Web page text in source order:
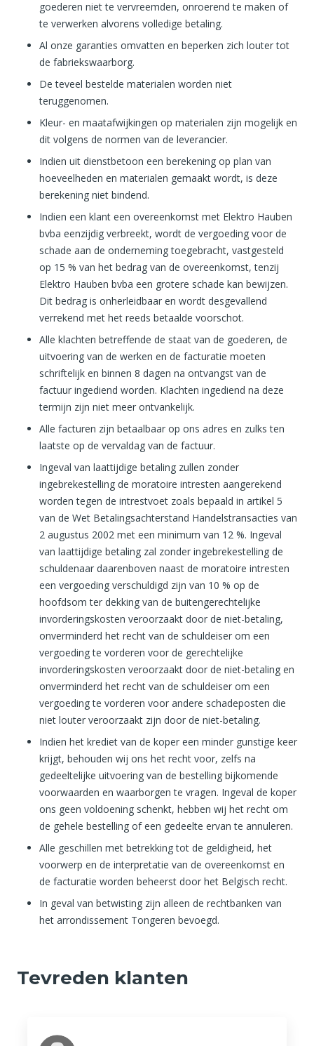
goederen niet te vervreemden, onroerend te maken of
te verwerken alvorens volledige betaling.
Al onze garanties omvatten en beperken zich louter tot
de fabriekswaarborg.
De teveel bestelde materialen worden niet
teruggenomen.
Kleur- en maatafwijkingen op materialen zijn mogelijk en
dit volgens de normen van de leverancier.
Indien uit dienstbetoon een berekening op plan van
hoeveelheden en materialen gemaakt wordt, is deze
berekening niet bindend.
Indien een klant een overeenkomst met Elektro Hauben
bvba eenzijdig verbreekt, wordt de vergoeding voor de
schade aan de onderneming toegebracht, vastgesteld
op 15 % van het bedrag van de overeenkomst, tenzij
Elektro Hauben bvba een grotere schade kan bewijzen.
Dit bedrag is onherleidbaar en wordt desgevallend
verrekend met het reeds betaalde voorschot.
Alle klachten betreffende de staat van de goederen, de
uitvoering van de werken en de facturatie moeten
schriftelijk en binnen 8 dagen na ontvangst van de
factuur ingediend worden. Klachten ingediend na deze
termijn zijn niet meer ontvankelijk.
Alle facturen zijn betaalbaar op ons adres en zulks ten
laatste op de vervaldag van de factuur.
Ingeval van laattijdige betaling zullen zonder
ingebrekestelling de moratoire intresten aangerekend
worden tegen de intrestvoet zoals bepaald in artikel 5
van de Wet Betalingsachterstand Handelstransacties van
2 augustus 2002 met een minimum van 12 %. Ingeval
van laattijdige betaling zal zonder ingebrekestelling de
schuldenaar daarenboven naast de moratoire intresten
een vergoeding verschuldigd zijn van 10 % op de
hoofdsom ter dekking van de buitengerechtelijke
invorderingskosten veroorzaakt door de niet-betaling,
onverminderd het recht van de schuldeiser om een
vergoeding te vorderen voor de gerechtelijke
invorderingskosten veroorzaakt door de niet-betaling en
onverminderd het recht van de schuldeiser om een
vergoeding te vorderen voor andere schadeposten die
niet louter veroorzaakt zijn door de niet-betaling.
Indien het krediet van de koper een minder gunstige keer
krijgt, behouden wij ons het recht voor, zelfs na
gedeeltelijke uitvoering van de bestelling bijkomende
voorwaarden en waarborgen te vragen. Ingeval de koper
ons geen voldoening schenkt, hebben wij het recht om
de gehele bestelling of een gedeelte ervan te annuleren.
Alle geschillen met betrekking tot de geldigheid, het
voorwerp en de interpretatie van de overeenkomst en
de facturatie worden beheerst door het Belgisch recht.
In geval van betwisting zijn alleen de rechtbanken van
het arrondissement Tongeren bevoegd.
Tevreden klanten